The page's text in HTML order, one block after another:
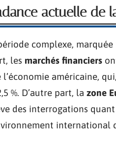
actuelle de
complexe,
les marchés financiers
l’économie américaine,
%. D’autre part, la zone
des interrogations
international